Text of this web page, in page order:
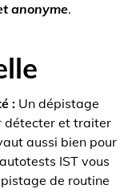
anonyme.
:Un dépistage
détecter et traiter
aussi bien pour
IST vous
de routine